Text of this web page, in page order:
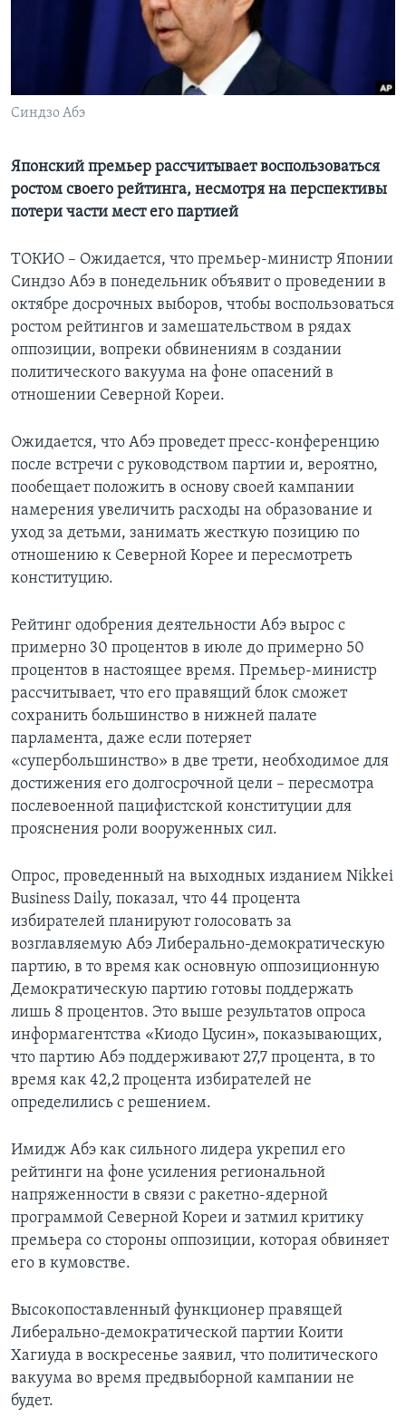
Языки
Синдзо Абэ
Японский премьер рассчитывает воспользоваться
ростом своего рейтинга, несмотря на перспективы
потери части мест его партией
ТОКИО – Ожидается, что премьер-министр Японии
Синдзо Абэ в понедельник объявит о проведении в
октябре досрочных выборов, чтобы воспользоваться
ростом рейтингов и замешательством в рядах
оппозиции, вопреки обвинениям в создании
политического вакуума на фоне опасений в
отношении Северной Кореи.
Ожидается, что Абэ проведет пресс-конференцию
после встречи с руководством партии и, вероятно,
пообещает положить в основу своей кампании
намерения увеличить расходы на образование и
уход за детьми, занимать жесткую позицию по
отношению к Северной Корее и пересмотреть
конституцию.
Рейтинг одобрения деятельности Абэ вырос с
примерно 30 процентов в июле до примерно 50
процентов в настоящее время. Премьер-министр
рассчитывает, что его правящий блок сможет
сохранить большинство в нижней палате
парламента, даже если потеряет
«супербольшинство» в две трети, необходимое для
достижения его долгосрочной цели – пересмотра
послевоенной пацифистской конституции для
прояснения роли вооруженных сил.
Опрос, проведенный на выходных изданием Nikkei
Business Daily, показал, что 44 процента
избирателей планируют голосовать за
возглавляемую Абэ Либерально-демократическую
партию, в то время как основную оппозиционную
Демократическую партию готовы поддержать
лишь 8 процентов. Это выше результатов опроса
информагентства «Киодо Цусин», показывающих,
что партию Абэ поддерживают 27,7 процента, в то
время как 42,2 процента избирателей не
определились с решением.
Имидж Абэ как сильного лидера укрепил его
рейтинги на фоне усиления региональной
напряженности в связи с ракетно-ядерной
программой Северной Кореи и затмил критику
премьера со стороны оппозиции, которая обвиняет
его в кумовстве.
Высокопоставленный функционер правящей
Либерально-демократической партии Коити
Хагиуда в воскресенье заявил, что политического
вакуума во время предвыборной кампании не
будет.